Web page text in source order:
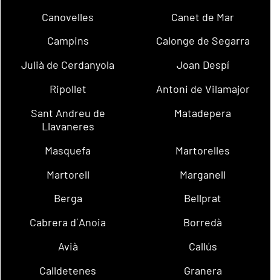
Canovelles
Canet de Mar
Campins
Calonge de Segarra
Julià de Cerdanyola
Joan Despí
Ripollet
Antoni de Vilamajor
Sant Andreu de
Llavaneres
Matadepera
Masquefa
Martorelles
Martorell
Marganell
Berga
Bellprat
Cabrera d´Anoia
Borredà
Avià
Callús
Calldetenes
Granera